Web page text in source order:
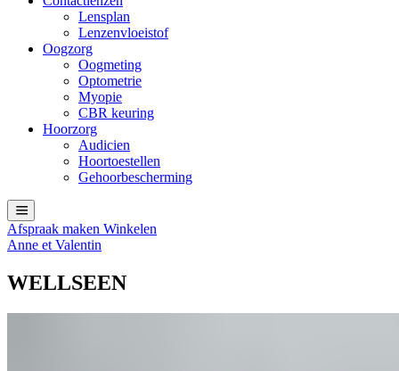
Lensplan
Lenzenvloeistof
Oogzorg
Oogmeting
Optometrie
Myopie
CBR keuring
Hoorzorg
Audicien
Hoortoestellen
Gehoorbescherming
Afspraak maken Winkelen
Anne et Valentin
WELLSEEN